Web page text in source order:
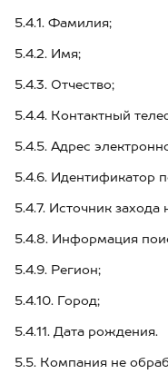
5.4.1. Фамилия;
5.4.2. Имя;
5.4.3. Отчество;
5.4.4. Контактный
5.4.5. Адрес
5.4.6. Идентификатор
5.4.7. Источник
5.4.8. Информация
5.4.9. Регион;
5.4.10. Город;
5.4.11. Дата рождения.
5.5. Компания не